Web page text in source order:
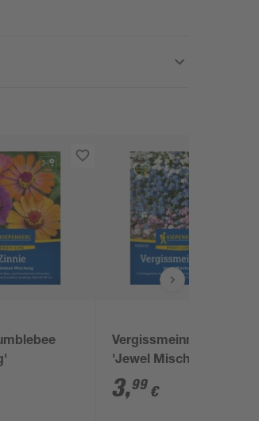
Vergissmeinnicht
'Jewel Mischung'
3,99 €